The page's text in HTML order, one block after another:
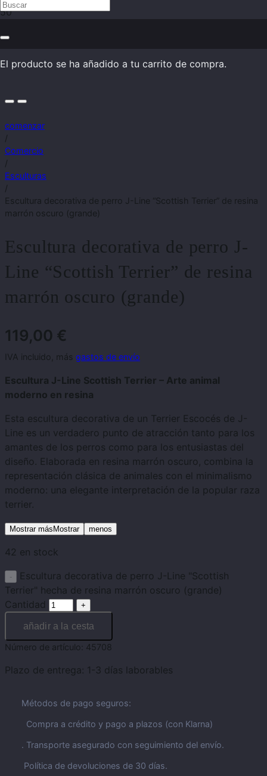
El producto se ha añadido a tu carrito de compra.
comenzar
/
Comercio
/
Esculturas
/
Escultura decorativa de perro J-Line “Scottish Terrier” de resina
marrón oscuro (grande)
Escultura decorativa de perro J-
Line “Scottish Terrier” de resina
marrón oscuro (grande)
119,00 €
IVA incluido, más gastos de envío
Escultura J-Line Scottish Terrier – Arte animal
moderno en resina
Esta escultura decorativa de un Terrier Escocés de J-
Line es un verdadero punto de atracción tanto para los
amantes de los perros como para los entusiastas del
diseño. Elaborada en resina marrón oscuro, combina la
representación clásica de animales con el minimalismo
moderno: una elegante interpretación de la popular raza
terrier.
Mostrar másMostrar menos
42 en stock
Escultura decorativa de perro J-Line "Scottish
Terrier" hecha de resina marrón oscuro (grande)
Cantidad
añadir a la cesta
Número de artículo: 45708
Plazo de entrega: 1-3 días laborables
Métodos de pago seguros:
Compra a crédito y pago a plazos (con Klarna)
. Transporte asegurado con seguimiento del envío.
Política de devoluciones de 30 días.